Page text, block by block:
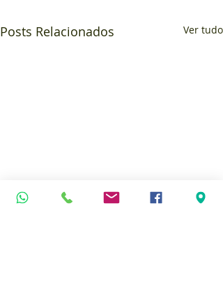
Posts Relacionados Ver tudo